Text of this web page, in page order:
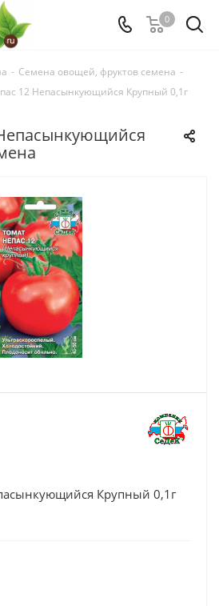
0
- Семена овощей, фруктов семена -
12 Непасынкующийся Крупный 0,1г
Крупный 0,1г